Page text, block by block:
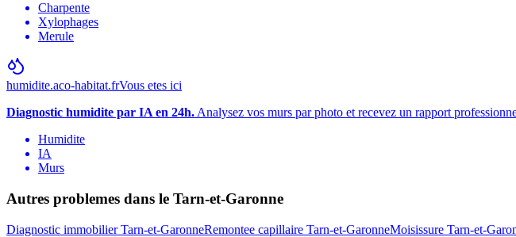
Charpente
Xylophages
Merule
humidite.aco-habitat.frVous etes ici
Diagnostic humidite par IA en 24h.Analysez vos murs par photo et recevez un rapport
Humidite
IA
Murs
Autres problemes dans le Tarn-et-Garonne
Diagnostic immobilier Tarn-et-GaronneRemontee capillaire Tarn-et-GaronneMoisissure Tarn-et-